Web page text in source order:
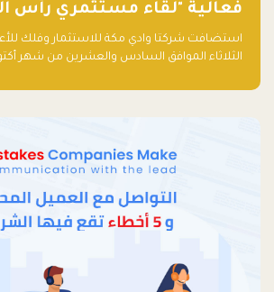
فعالية "لقاء مستثمري رأس
في المنطقة"
استضافت شركتا وادي مكة للاستثمار وفلك
الثلاثاء الموافق السادس والعشرين من شهر
مشاركاً من أبرز صناديق رأس المال الجريء